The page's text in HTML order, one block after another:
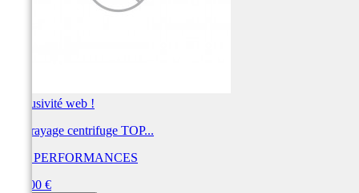
Exclusivité web !
Embrayage centrifuge TOP...
TOP PERFORMANCES
150,00 €